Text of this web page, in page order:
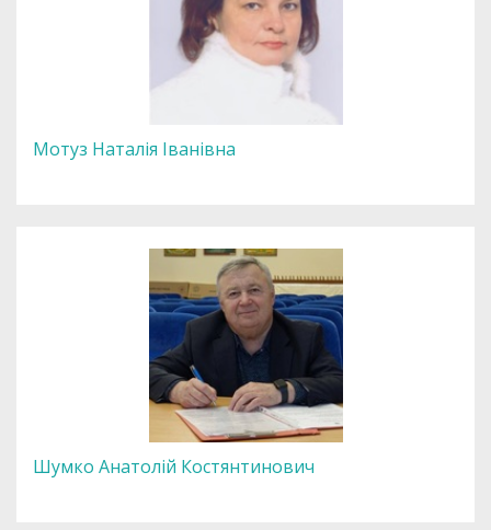
Мотуз Наталія Іванівна
Шумко Анатолій Костянтинович